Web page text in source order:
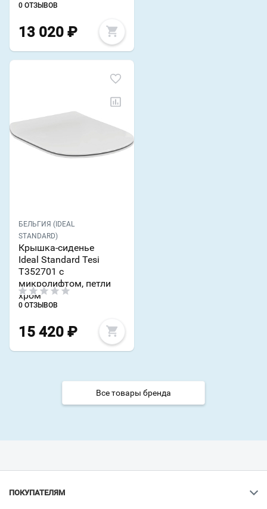
0 ОТЗЫВОВ
13 020 ₽
БЕЛЬГИЯ (IDEAL
STANDARD)
Крышка-сиденье
Ideal Standard Tesi
T352701 с
микролифтом, петли
хром
0 ОТЗЫВОВ
15 420 ₽
Все товары бренда
ПОКУПАТЕЛЯМ